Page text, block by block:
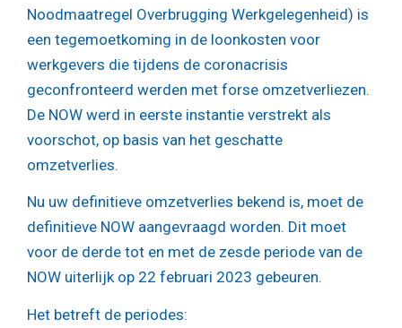
Noodmaatregel Overbrugging Werkgelegenheid) is
een tegemoetkoming in de loonkosten voor
werkgevers die tijdens de coronacrisis
geconfronteerd werden met forse omzetverliezen.
De NOW werd in eerste instantie verstrekt als
voorschot, op basis van het geschatte
omzetverlies.
Nu uw definitieve omzetverlies bekend is, moet de
definitieve NOW aangevraagd worden. Dit moet
voor de derde tot en met de zesde periode van de
NOW uiterlijk op 22 februari 2023 gebeuren.
Het betreft de periodes: